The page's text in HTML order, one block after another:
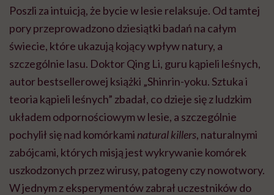
Poszli za intuicją, że bycie w lesie relaksuje. Od tamtej
pory przeprowadzono dziesiątki badań na całym
świecie, które ukazują kojący wpływ natury, a
szczególnie lasu. Doktor Qing Li, guru kąpieli leśnych,
autor bestsellerowej książki „Shinrin-yoku. Sztuka i
teoria kąpieli leśnych” zbadał, co dzieje się z ludzkim
układem odpornościowym w lesie, a szczególnie
pochylił się nad komórkami naturalkillers, naturalnymi
zabójcami, których misją jest wykrywanie komórek
uszkodzonych przez wirusy, patogeny czy nowotwory.
W jednym z eksperymentów zabrał uczestników do